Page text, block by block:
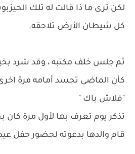
لكن ترى ما ذا قالت له تلك
كل شيطان الأرض تلاحقه.
ثم جلس خلف مكتبه ، وقد شرد
كأن الماضى تجسد أمامه مرة
"فلاش باك "
تذكر يوم تعرف بها لأول مرة كان
قام والدها بدعوته لحضور حفل